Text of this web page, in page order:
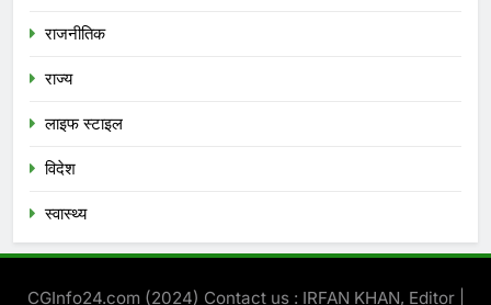
राजनीतिक
राज्य
लाइफ स्टाइल
विदेश
स्‍वास्‍थ्‍य
CGInfo24.com (2024) Contact us : IRFAN KHAN, Editor |